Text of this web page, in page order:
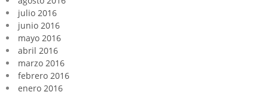
julio 2016
junio 2016
mayo 2016
abril 2016
marzo 2016
febrero 2016
enero 2016